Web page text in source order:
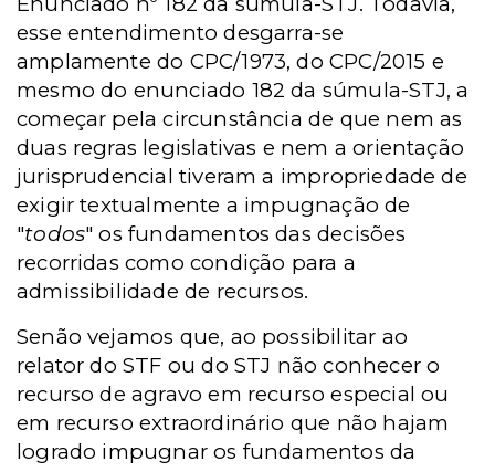
esse entendimento desgarra-se
amplamente do CPC/1973, do CPC/2015 e
mesmo do enunciado 182 da súmula-STJ, a
começar pela circunstância de que nem as
duas regras legislativas e nem a orientação
jurisprudencial tiveram a impropriedade de
exigir textualmente a impugnação de
"todos" os fundamentos das decisões
recorridas como condição para a
admissibilidade de recursos.
Senão vejamos que, ao possibilitar ao
relator do STF ou do STJ não conhecer o
recurso de agravo em recurso especial ou
em recurso extraordinário que não hajam
logrado impugnar os fundamentos da